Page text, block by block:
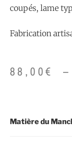
coupés, lame
Fabrication
88,00€ –
Matière du